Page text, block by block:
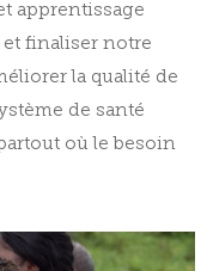
apprentissage
et finaliser notre
la qualité de
de santé
où le besoin